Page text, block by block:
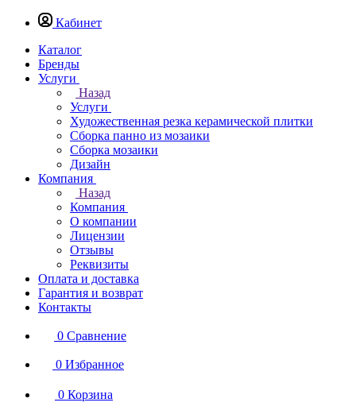
Кабинет
Каталог
Бренды
Услуги
Назад
Услуги
Художественная резка керамической плитки
Сборка панно из мозаики
Сборка мозаики
Дизайн
Компания
Назад
Компания
О компании
Лицензии
Отзывы
Реквизиты
Оплата и доставка
Гарантия и возврат
Контакты
0 Сравнение
0 Избранное
0 Корзина